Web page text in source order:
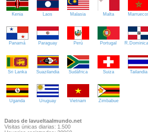
Kenia Laos Malasia Malta
Panamá Paraguay Perú Portugal
Sri Lanka Suazilandia Sudáfrica Suiza Tailandia
Uganda Uruguay Vietnam Zimbabue
Datos de lavueltaalmundo.net
Visitas únicas diarias: 1.500